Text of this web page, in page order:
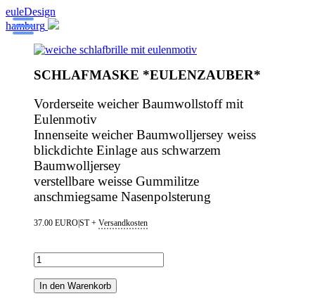
euleDesign
hamburg
SCHLAFMASKE *EULENZAUBER*
Vorderseite weicher Baumwollstoff mit
Eulenmotiv
Innenseite weicher Baumwolljersey weiss
blickdichte Einlage aus schwarzem
Baumwolljersey
verstellbare weisse Gummilitze
anschmiegsame Nasenpolsterung
37.00 EURO|ST + Versandkosten
Menge
In den Warenkorb